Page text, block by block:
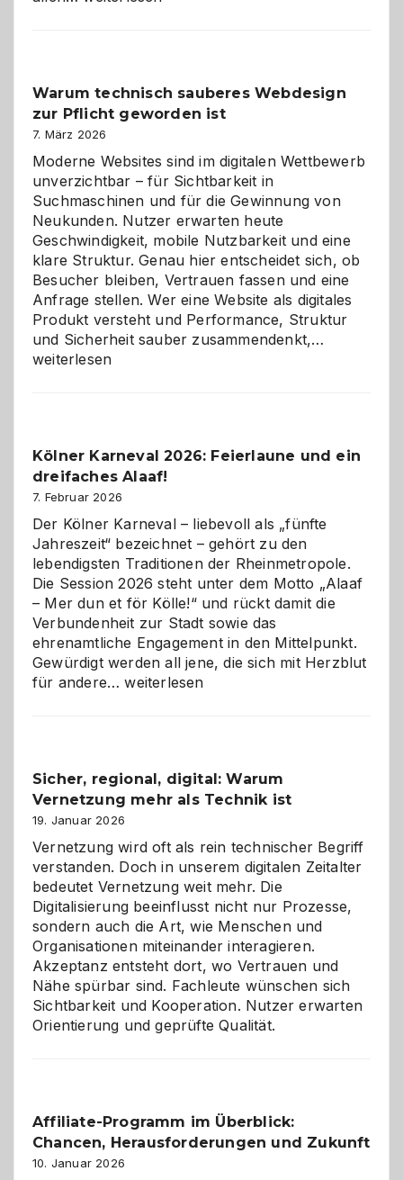
den
Logikrätseln
Warum technisch sauberes Webdesign
zur Pflicht geworden ist
7. März 2026
Moderne Websites sind im digitalen Wettbewerb
unverzichtbar – für Sichtbarkeit in
Suchmaschinen und für die Gewinnung von
Neukunden. Nutzer erwarten heute
Geschwindigkeit, mobile Nutzbarkeit und eine
klare Struktur. Genau hier entscheidet sich, ob
Besucher bleiben, Vertrauen fassen und eine
Anfrage stellen. Wer eine Website als digitales
Produkt versteht und Performance, Struktur
und Sicherheit sauber zusammendenkt,…
geworden
weiterlesen
Kölner Karneval 2026: Feierlaune und ein
dreifaches Alaaf!
7. Februar 2026
Der Kölner Karneval – liebevoll als „fünfte
Jahreszeit“ bezeichnet – gehört zu den
lebendigsten Traditionen der Rheinmetropole.
Die Session 2026 steht unter dem Motto „Alaaf
– Mer dun et för Kölle!“ und rückt damit die
Verbundenheit zur Stadt sowie das
ehrenamtliche Engagement in den Mittelpunkt.
Gewürdigt werden all jene, die sich mit Herzblut
für andere…Kölner
ein
dreifaches
Alaaf!
weiterlesen
Sicher, regional, digital: Warum
Vernetzung mehr als Technik ist
19. Januar 2026
Vernetzung wird oft als rein technischer Begriff
verstanden. Doch in unserem digitalen Zeitalter
bedeutet Vernetzung weit mehr. Die
Digitalisierung beeinflusst nicht nur Prozesse,
sondern auch die Art, wie Menschen und
Organisationen miteinander interagieren.
Akzeptanz entsteht dort, wo Vertrauen und
Nähe spürbar sind. Fachleute wünschen sich
Sichtbarkeit und Kooperation. Nutzer erwarten
Orientierung und geprüfte Qualität.
Affiliate-Programm im Überblick:
Chancen, Herausforderungen und Zukunft
10. Januar 2026